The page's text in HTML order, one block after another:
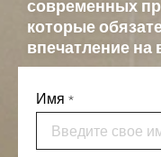
современных
которые
впечатление на
Имя *